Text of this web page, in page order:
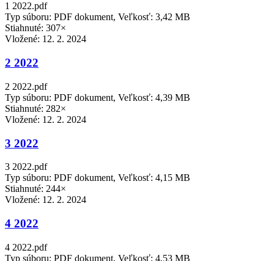
1 2022.pdf
Typ súboru: PDF dokument, Veľkosť: 3,42 MB
Stiahnuté: 307×
Vložené: 12. 2. 2024
2 2022
2 2022.pdf
Typ súboru: PDF dokument, Veľkosť: 4,39 MB
Stiahnuté: 282×
Vložené: 12. 2. 2024
3 2022
3 2022.pdf
Typ súboru: PDF dokument, Veľkosť: 4,15 MB
Stiahnuté: 244×
Vložené: 12. 2. 2024
4 2022
4 2022.pdf
Typ súboru: PDF dokument, Veľkosť: 4,53 MB